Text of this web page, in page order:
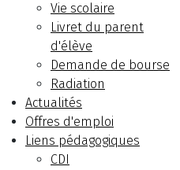
Vie scolaire
Livret du parent
d'élève
Demande de bourse
Radiation
Actualités
Offres d'emploi
Liens pédagogiques
CDI